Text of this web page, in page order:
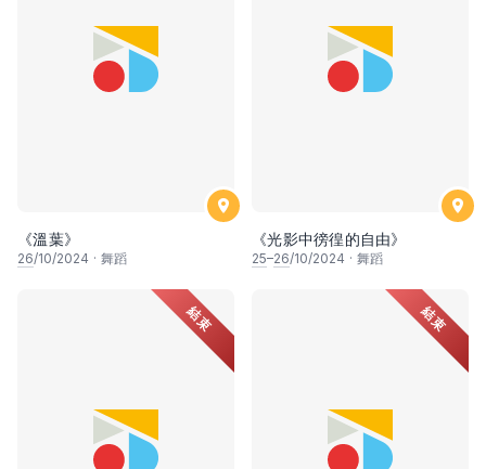
《溫葉》
26/10/2024 · 舞蹈
《光影中徬徨的自由》
25–26/10/2024 · 舞蹈
結束 結束